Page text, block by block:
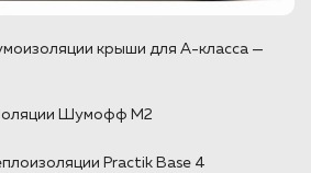
крыши для А-класса —
Шумофф М2
Practik Base 4